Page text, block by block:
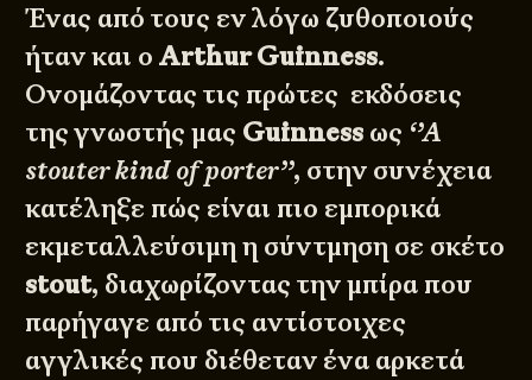
Ένας από τους εν λόγω ζυθοποιούς
ήταν και ο Arthur Guinness.
Ονομάζοντας τις πρώτες εκδόσεις
της γνωστής μας Guinness ως ‘’A
stouter kind of porter’’, στην συνέχεια
κατέληξε πώς είναι πιο εμπορικά
εκμεταλλεύσιμη η σύντμηση σε σκέτο
stout, διαχωρίζοντας την μπίρα που
παρήγαγε από τις αντίστοιχες
αγγλικές που διέθεταν ένα αρκετά